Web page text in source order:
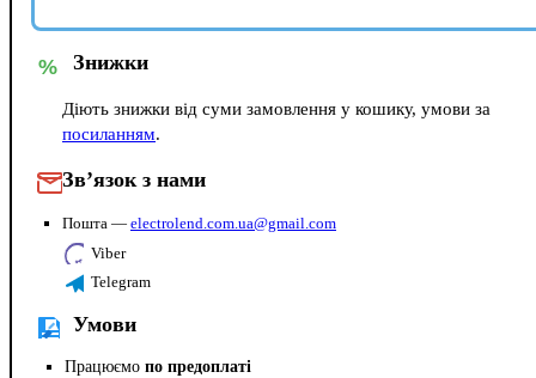
% Знижки
Діють знижки від суми замовлення у кошику, умови за
посиланням.
Зв’язок з нами
Пошта — electrolend.com.ua@gmail.com
Viber
Telegram
Умови
Працюємо по предоплаті